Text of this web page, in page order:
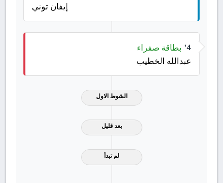
إيفان توني
4' بطاقة صفراء
عبدالله الخطيب
الشوط الاول
بعد قليل
لم تبدأ